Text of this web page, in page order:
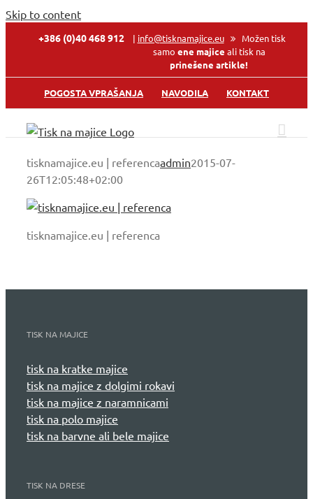
Skip to content
+386 (0)40 468 912 | info@tisknamajice.eu
Možen tisk
samo ene majice ali tisk na
prinešene artikle!
POGOSTA VPRAŠANJA NAVODILA KONTAKT
tisknamajice.eu | referencaadmin2015-07-
26T12:05:48+02:00
tisknamajice.eu | referenca
TISK NA MAJICE
tisk na kratke majice
tisk na majice z dolgimi rokavi
tisk na majice z naramnicami
tisk na polo majice
tisk na barvne ali bele majice
TISK NA DRESE